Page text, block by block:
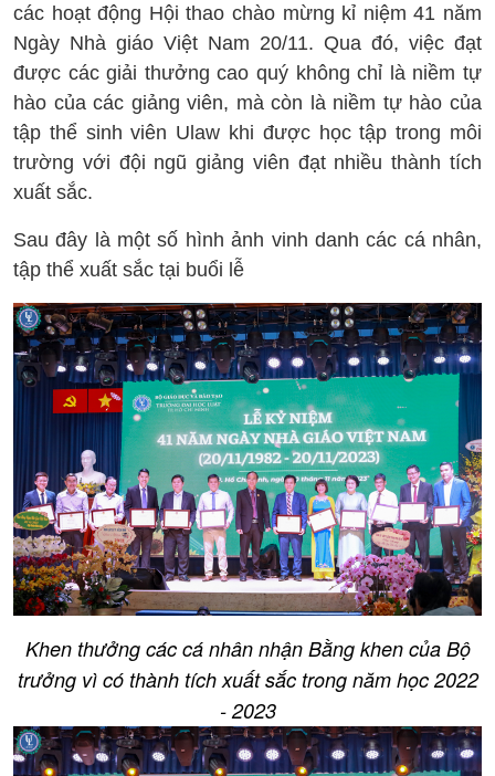
các hoạt động Hội thao chào mừng kỉ niệm 41 năm
Ngày Nhà giáo Việt Nam 20/11. Qua đó, việc đạt
được các giải thưởng cao quý không chỉ là niềm tự
hào của các giảng viên, mà còn là niềm tự hào của
tập thể sinh viên Ulaw khi được học tập trong môi
trường với đội ngũ giảng viên đạt nhiều thành tích
xuất sắc.
Sau đây là một số hình ảnh vinh danh các cá nhân,
tập thể xuất sắc tại buổi lễ
Khen thưởng các cá nhân nhận Bằng khen của Bộ
trưởng vì có thành tích xuất sắc trong năm học 2022
- 2023